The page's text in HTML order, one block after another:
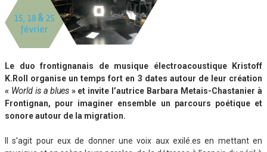
Le duo frontignanais de musique électroacoustique Kristoff
K.Roll organise un temps fort en 3 dates autour de leur création
« World is a blues» et invite l’autrice Barbara Metais-Chastanier à
Frontignan, pour imaginer ensemble un parcours poétique et
sonore autour de la migration.
Il s’agit pour eux de donner une voix aux exilé.es en mettant en